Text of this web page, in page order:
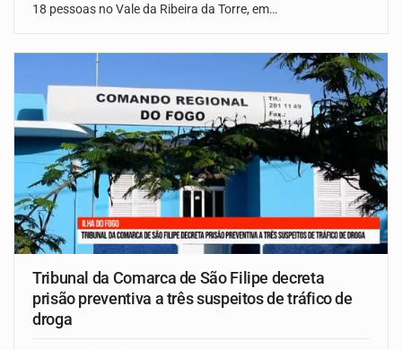
18 pessoas no Vale da Ribeira da Torre, em…
Tribunal da Comarca de São Filipe decreta
prisão preventiva a três suspeitos de tráfico de
droga